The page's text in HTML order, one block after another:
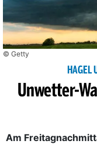
© Getty
HAGEL
Unwetter-
Am